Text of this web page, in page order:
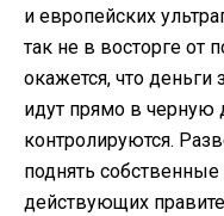
и европейских
так не в восторге от
окажется, что
идут прямо в черную
контролируются.
поднять
действующих